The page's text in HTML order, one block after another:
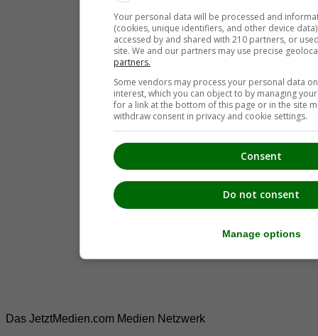
Das JetztMedien.com Medien Netzwerk
Your personal data will be processed and
(cookies, unique identifiers, and other device
accessed by and shared with 210 partners, or
site. We and our partners may use precise
partners.
Some vendors may process your personal data
interest, which you can object to by managing
for a link at the bottom of this page or in the site
withdraw consent in privacy and cookie settings.
Consent
Do not consent
Manage options